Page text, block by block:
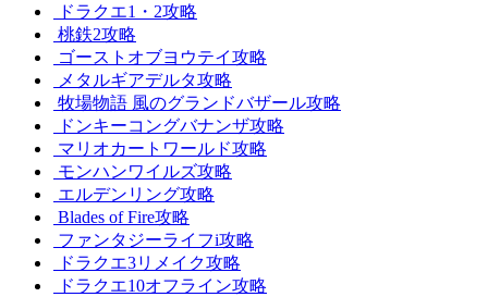
ドラクエ1・2攻略
桃鉄2攻略
ゴーストオブヨウテイ攻略
メタルギアデルタ攻略
牧場物語 風のグランドバザール攻略
ドンキーコングバナンザ攻略
マリオカートワールド攻略
モンハンワイルズ攻略
エルデンリング攻略
Blades of Fire攻略
ファンタジーライフi攻略
ドラクエ3リメイク攻略
ドラクエ10オフライン攻略